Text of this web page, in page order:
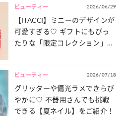
ビューティー 2026/06/29
【HACCI】ミニーのデザインが
可愛すぎる♡ ギフトにもぴっ
たりな「限定コレクション」が
ビューティー 2026/07/18
グリッターや偏光ラメできらび
やかに♡ 不器用さんでも挑戦
できる【夏ネイル】をご紹介！